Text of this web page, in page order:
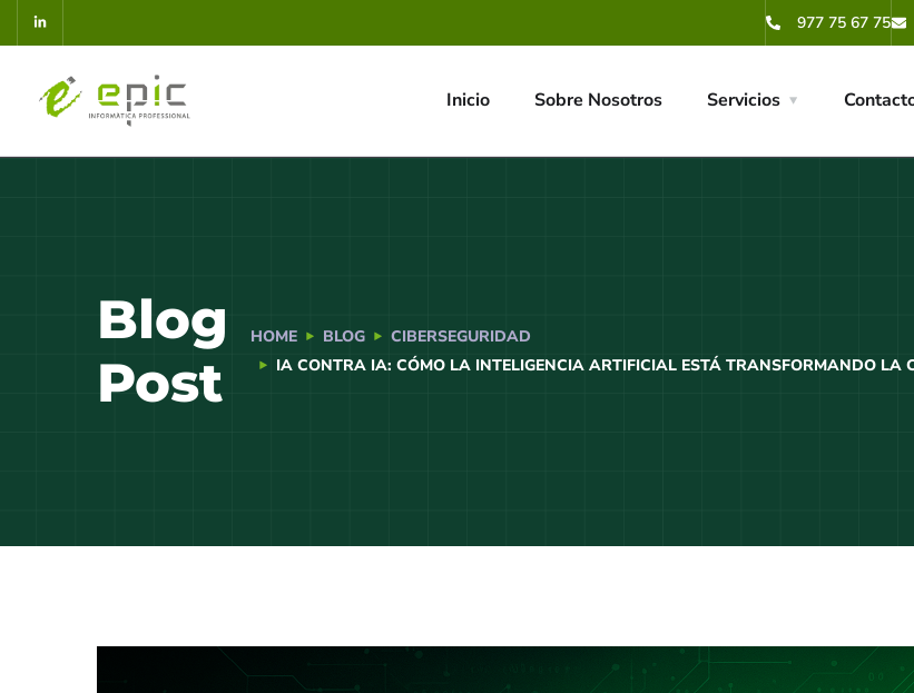
977 75 67 75
Inicio Sobre Nosotros Servicios
Blog
Post
HOME BLOG
CIBERSEGURIDAD
IA CONTRA IA: CÓMO LA INTELIGENCIA ARTIFICIAL ESTÁ TRANSFORMANDO LA